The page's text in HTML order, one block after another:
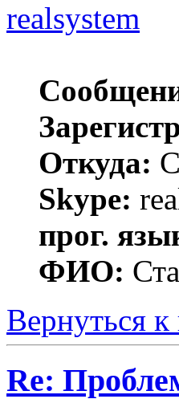
realsystem
Откуда:
Skype:
прог.
ФИО:
Вернуться к
Re: